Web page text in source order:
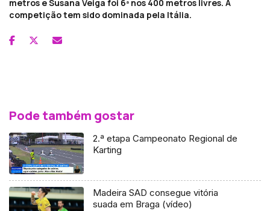
metros e Susana Veiga foi 6ª nos 400 metros livres. A
competição tem sido dominada pela Itália.
Pode também gostar
2.ª etapa Campeonato Regional de
Karting
Madeira SAD consegue vitória
suada em Braga (vídeo)